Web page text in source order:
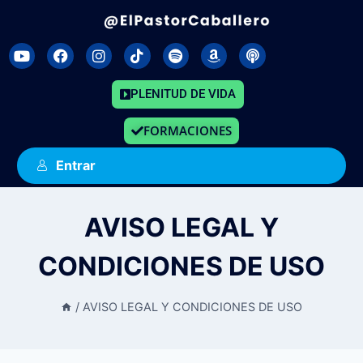
PLENITUD DE VIDA
FORMACIONES
Entrar
AVISO LEGAL Y
CONDICIONES DE USO
/ AVISO LEGAL Y CONDICIONES DE USO